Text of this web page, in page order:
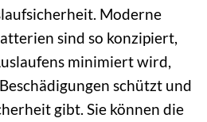
Moderne
sind so konzipiert,
minimiert wird,
schützt und
gibt. Sie können die